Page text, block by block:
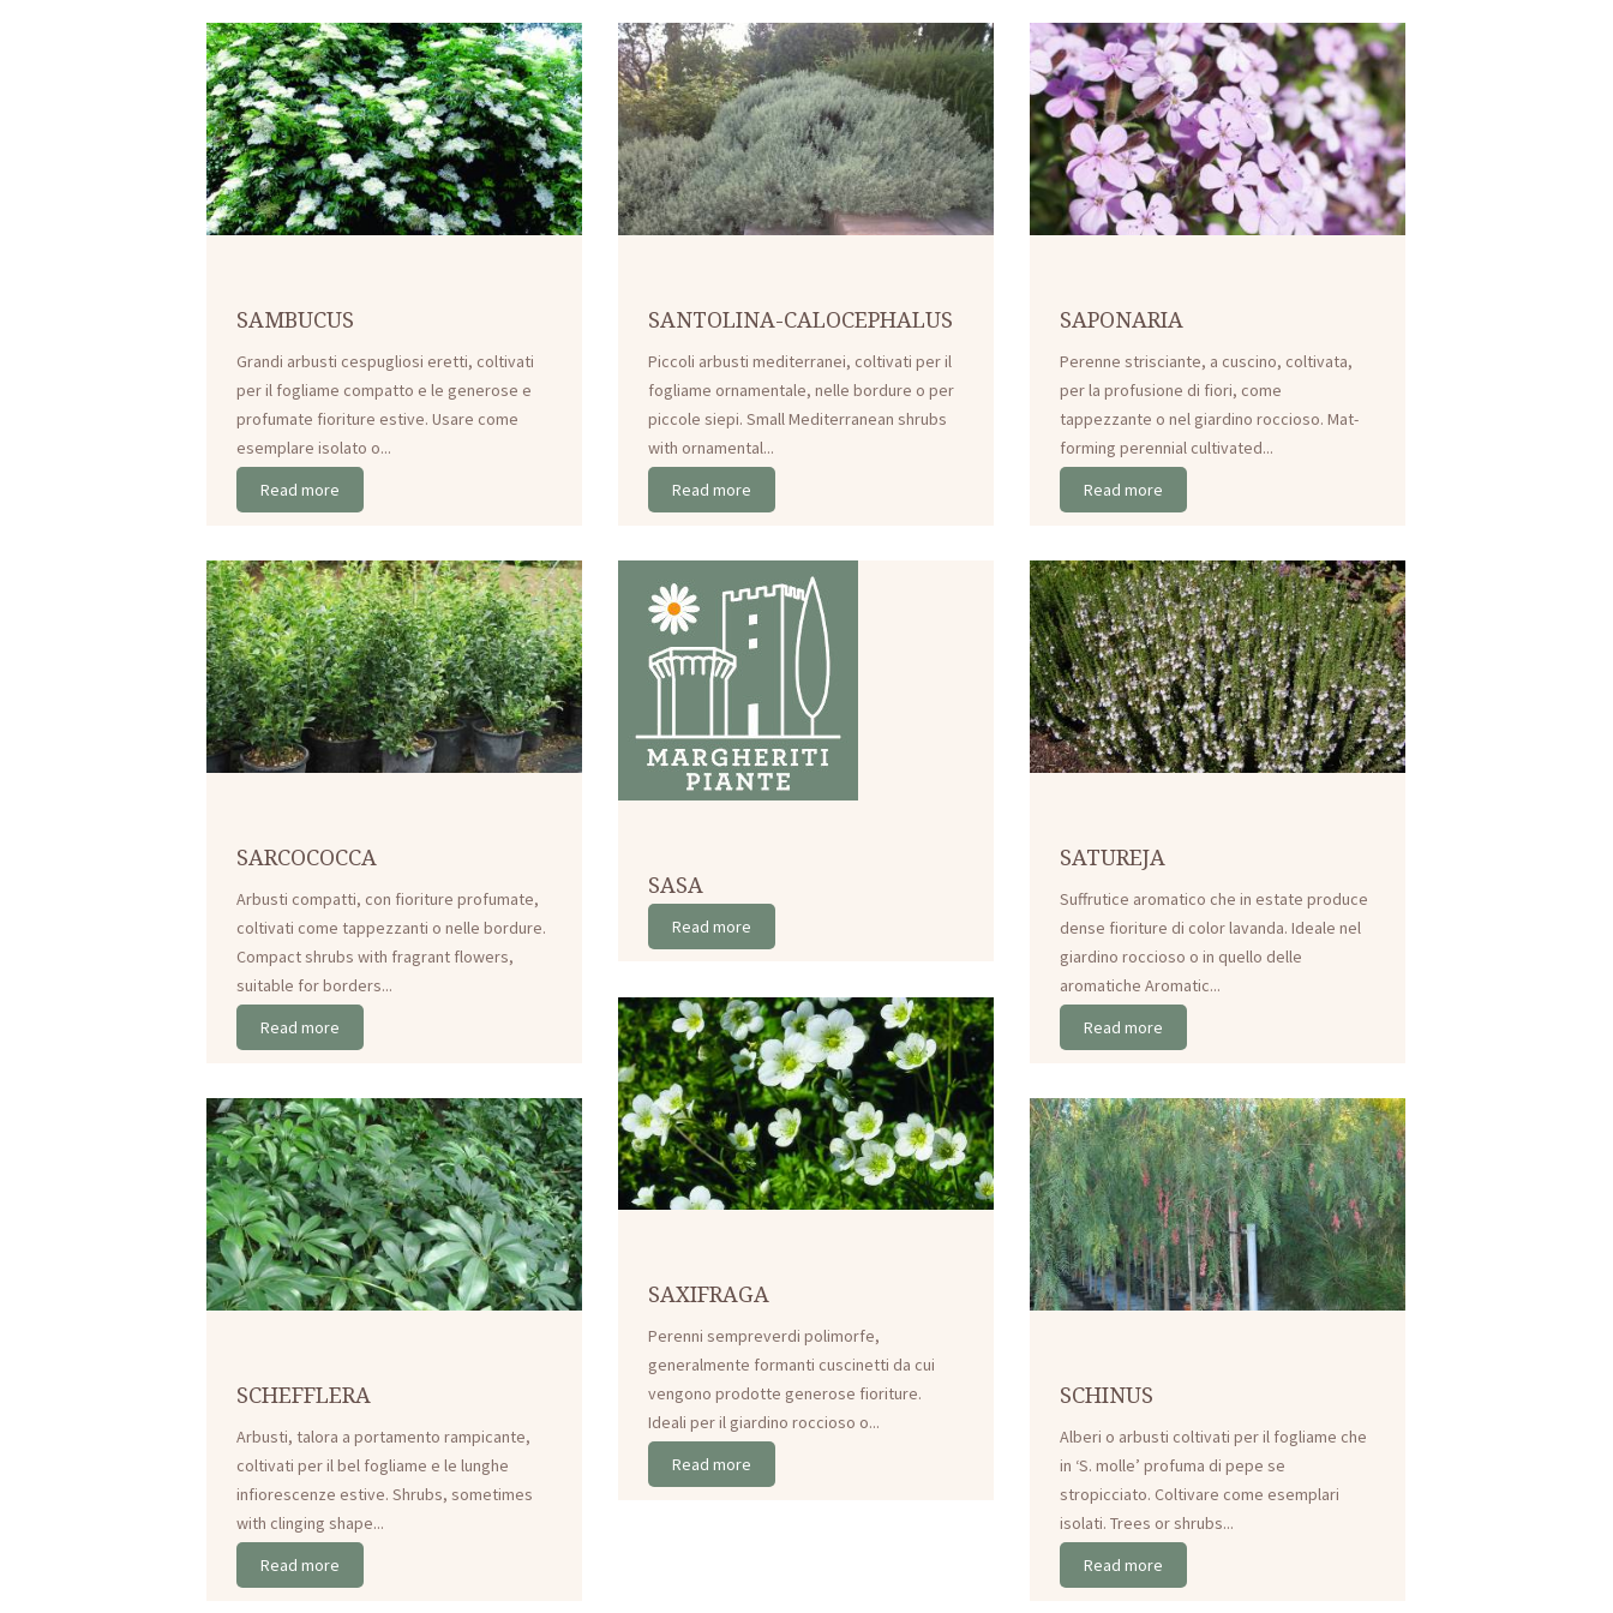
SAMBUCUS
Grandi arbusti cespugliosi eretti, coltivati
per il fogliame compatto e le generose e
profumate fioriture estive. Usare come
esemplare isolato o...
Read more
SANTOLINA-CALOCEPHALUS
Piccoli arbusti mediterranei, coltivati per il
fogliame ornamentale, nelle bordure o per
piccole siepi. Small Mediterranean shrubs
with ornamental...
Read more
SAPONARIA
Perenne strisciante, a cuscino, coltivata,
per la profusione di fiori, come
tappezzante o nel giardino roccioso. Mat-
forming perennial cultivated...
Read more
SARCOCOCCA
Arbusti compatti, con fioriture profumate,
coltivati come tappezzanti o nelle bordure.
Compact shrubs with fragrant flowers,
suitable for borders...
Read more
SASA
Read more
SATUREJA
Suffrutice aromatico che in estate produce
dense fioriture di color lavanda. Ideale nel
giardino roccioso o in quello delle
aromatiche Aromatic...
Read more
SAXIFRAGA
Perenni sempreverdi polimorfe,
generalmente formanti cuscinetti da cui
vengono prodotte generose fioriture.
Ideali per il giardino roccioso o...
Read more
SCHEFFLERA
Arbusti, talora a portamento rampicante,
coltivati per il bel fogliame e le lunghe
infiorescenze estive. Shrubs, sometimes
with clinging shape...
Read more
SCHINUS
Alberi o arbusti coltivati per il fogliame che
in ‘S. molle’ profuma di pepe se
stropicciato. Coltivare come esemplari
isolati. Trees or shrubs...
Read more